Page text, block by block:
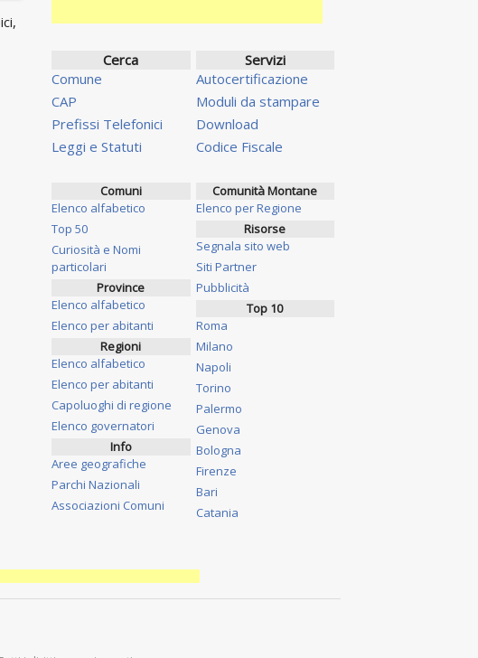
Cerca
Comune
CAP
Prefissi Telefonici
Leggi e Statuti
Servizi
Autocertificazione
Moduli da stampare
Download
Codice Fiscale
Comuni
Elenco alfabetico
Top 50
Curiosità e Nomi
particolari
Province
Elenco alfabetico
Elenco per abitanti
Regioni
Elenco alfabetico
Elenco per abitanti
Capoluoghi di regione
Elenco governatori
Info
Aree geografiche
Parchi Nazionali
Associazioni Comuni
Comunità Montane
Elenco per Regione
Risorse
Segnala sito web
Siti Partner
Pubblicità
Top 10
Roma
Milano
Napoli
Torino
Palermo
Genova
Bologna
Firenze
Bari
Catania